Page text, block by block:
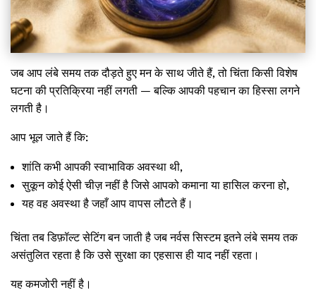
जब आप लंबे समय तक दौड़ते हुए मन के साथ जीते हैं, तो चिंता किसी विशेष
घटना की प्रतिक्रिया नहीं लगती — बल्कि आपकी पहचान का हिस्सा लगने
लगती है।
आप भूल जाते हैं कि:
शांति कभी आपकी स्वाभाविक अवस्था थी,
सुकून कोई ऐसी चीज़ नहीं है जिसे आपको कमाना या हासिल करना हो,
यह वह अवस्था है जहाँ आप वापस लौटते हैं।
चिंता तब डिफ़ॉल्ट सेटिंग बन जाती है जब नर्वस सिस्टम इतने लंबे समय तक
असंतुलित रहता है कि उसे सुरक्षा का एहसास ही याद नहीं रहता।
यह कमजोरी नहीं है।